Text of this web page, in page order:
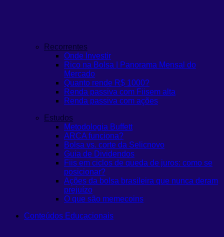
Recorrentes
Onde Investir
Rico na Bolsa | Panorama Mensal do
Mercado
Quanto rende R$ 1000?
Renda passiva com Fiisem alta
Renda passiva com ações
Estudos
Metodologia Buffett
ARCA funciona?
Bolsa vs. corte da Selicnovo
Guia de Dividendos
Fiis em ciclos de queda de juros: como se
posicionar?
Ações da bolsa brasileira que nunca deram
prejuízo
O que são memecoins
Conteúdos Educacionais